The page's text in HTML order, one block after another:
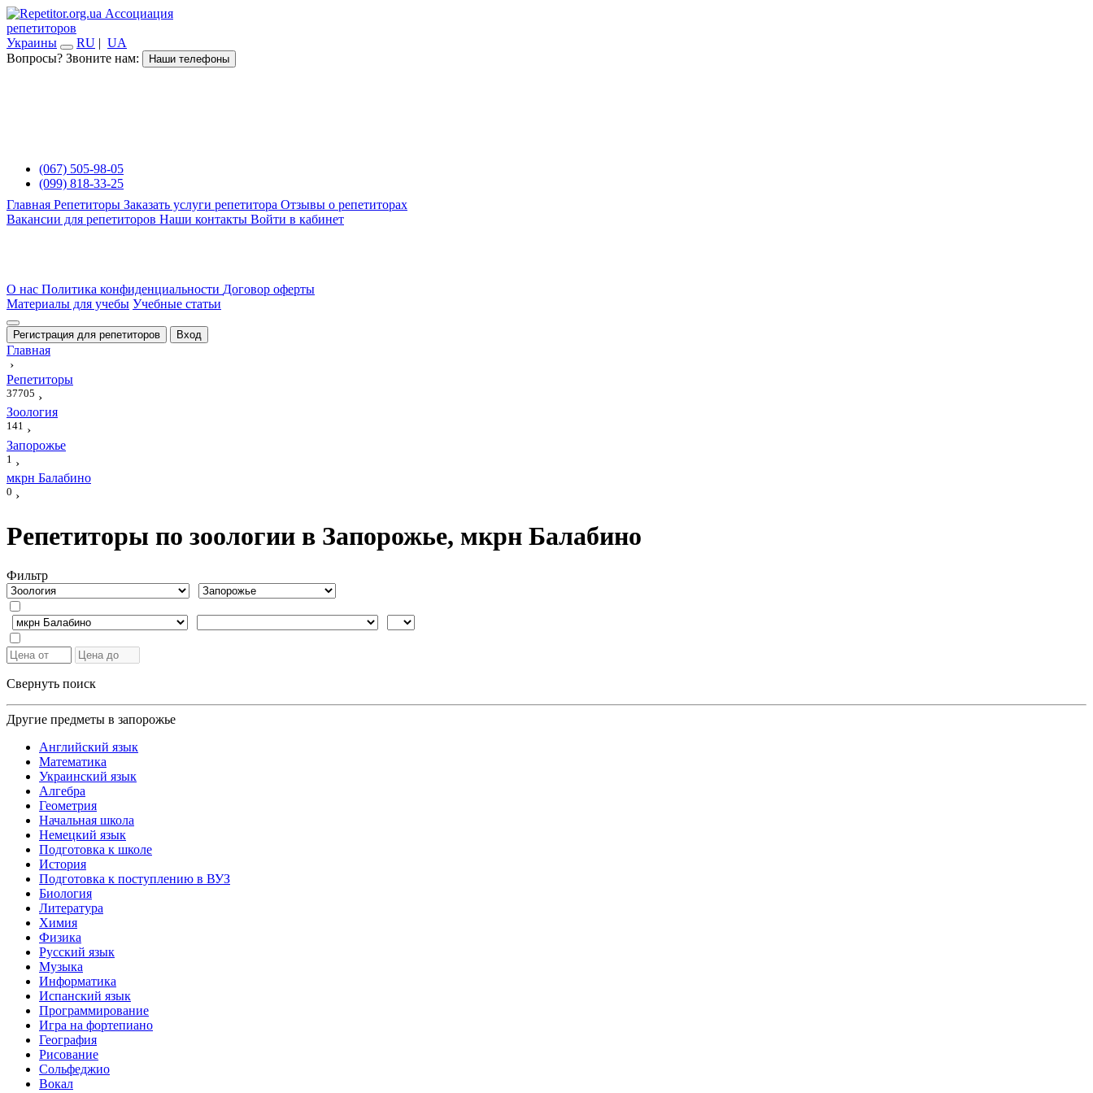
Ассоциация
репетиторов
Украины
RU | UA
Вопросы? Звоните нам:
Наши телефоны
(067) 505-98-05
(099) 818-33-25
Главная Репетиторы Заказать услуги репетитора Отзывы о репетиторах
Вакансии для репетиторов Наши контакты Войти в кабинет
О нас Политика конфиденциальности Договор оферты
Материалы для учебы Учебные статьи
Регистрация для репетиторов Вход
Главная
›
Репетиторы
37705 ›
Зоология
141 ›
Запорожье
1 ›
мкрн Балабино
0 ›
Репетиторы по зоологии в Запорожье, мкрн Балабино
Фильтр
Свернуть поиск
Другие предметы в запорожье
Английский язык
Математика
Украинский язык
Алгебра
Геометрия
Начальная школа
Немецкий язык
Подготовка к школе
История
Подготовка к поступлению в ВУЗ
Биология
Литература
Химия
Физика
Русский язык
Музыка
Информатика
Испанский язык
Программирование
Игра на фортепиано
География
Рисование
Сольфеджио
Вокал